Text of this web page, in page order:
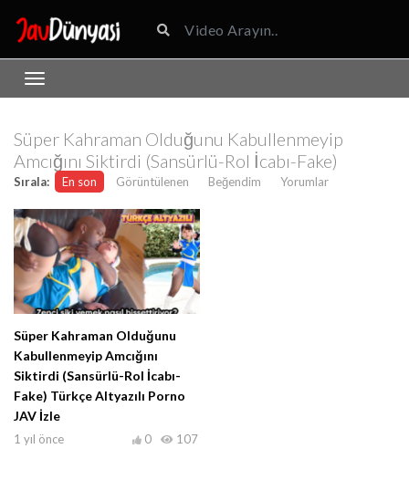
Süper Kahraman Olduğunu Kabullenmeyip
Amcığını Siktirdi (Sansürlü-Rol İcabı-Fake)
Sırala: En son Görüntülenen Beğendim Yorumlar
Süper Kahraman Olduğunu
Kabullenmeyip Amcığını
Siktirdi (Sansürlü-Rol İcabı-
Fake) Türkçe Altyazılı Porno
JAV İzle
1 yıl önce 107
0